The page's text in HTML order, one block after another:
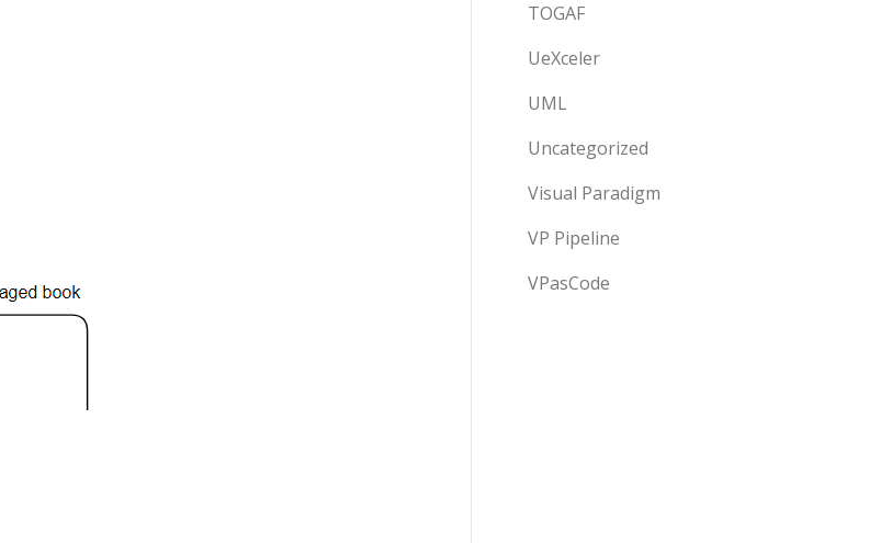
TOGAF
UeXceler
UML
Uncategorized
Visual Paradigm
VP Pipeline
VPasCode